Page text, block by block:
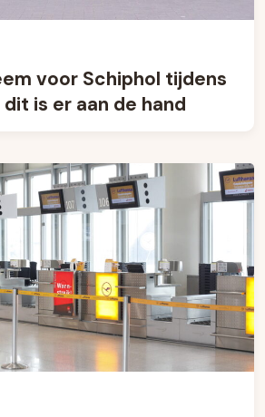
voor Schiphol tijdens
is er aan de hand